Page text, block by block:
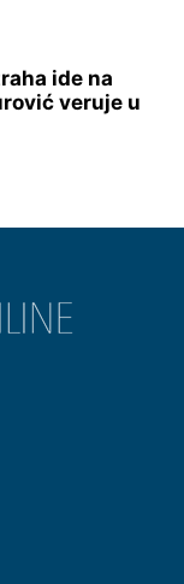
ide na
veruje u